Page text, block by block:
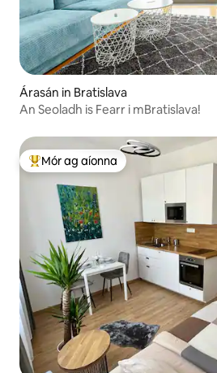
Árasán in Bratislava
An Seoladh is Fearr i mBratislava!
An-mhór ag aíonna
Mór ag aíonna